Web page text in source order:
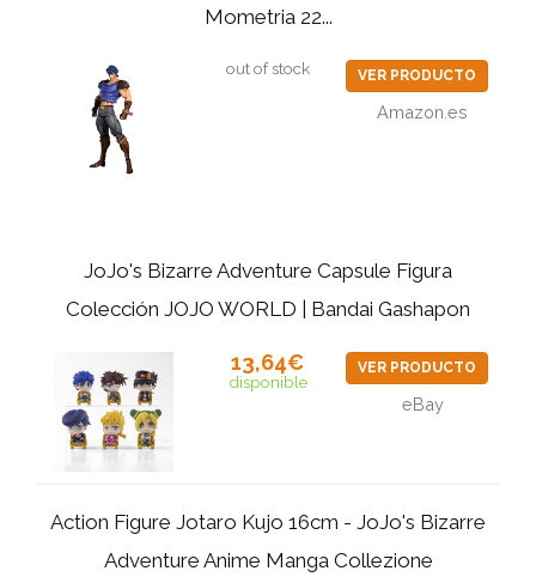
Mometria 22...
out of stock VER PRODUCTO
Amazon.es
JoJo's Bizarre Adventure Capsule Figura
Colección JOJO WORLD | Bandai Gashapon
13,64€
disponible
VER PRODUCTO
eBay
Action Figure Jotaro Kujo 16cm - JoJo's Bizarre
Adventure Anime Manga Collezione